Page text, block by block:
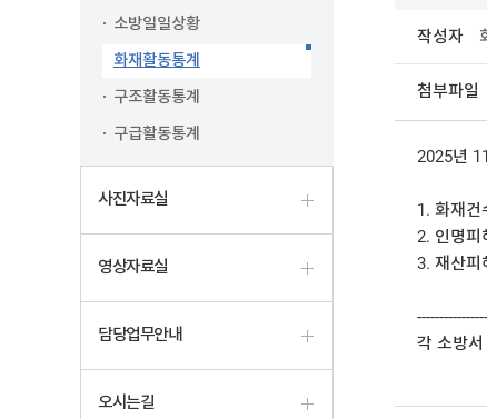
소방일일상황
화재활동통계
구조활동통계
구급활동통계
사진자료실
영상자료실
담당업무안내
오시는길
작성자
첨부파일
2025년
1. 화재건
2. 인명피
3. 재산피
각 소방